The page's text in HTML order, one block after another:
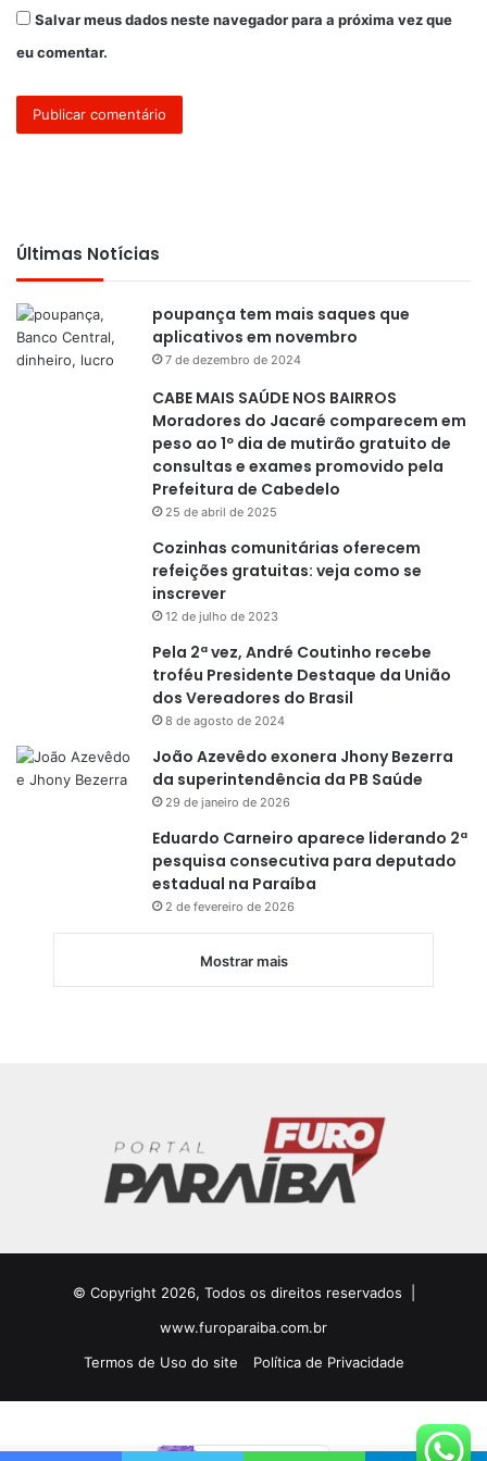
Salvar meus dados neste navegador para a próxima vez que
eu comentar.
Últimas Notícias
poupança tem mais saques que
aplicativos em novembro
7 de dezembro de 2024
CABE MAIS SAÚDE NOS BAIRROS
Moradores do Jacaré comparecem em
peso ao 1º dia de mutirão gratuito de
consultas e exames promovido pela
Prefeitura de Cabedelo
25 de abril de 2025
Cozinhas comunitárias oferecem
refeições gratuitas: veja como se
inscrever
12 de julho de 2023
Pela 2ª vez, André Coutinho recebe
troféu Presidente Destaque da União
dos Vereadores do Brasil
8 de agosto de 2024
João Azevêdo exonera Jhony Bezerra
da superintendência da PB Saúde
29 de janeiro de 2026
Eduardo Carneiro aparece liderando 2ª
pesquisa consecutiva para deputado
estadual na Paraíba
2 de fevereiro de 2026
Mostrar mais
© Copyright 2026, Todos os direitos reservados |
www.furoparaiba.com.br
Termos de Uso do site
Política de Privacidade